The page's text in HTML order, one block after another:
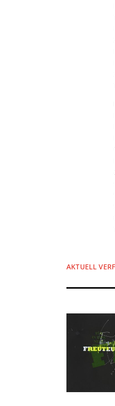
AKTUELL